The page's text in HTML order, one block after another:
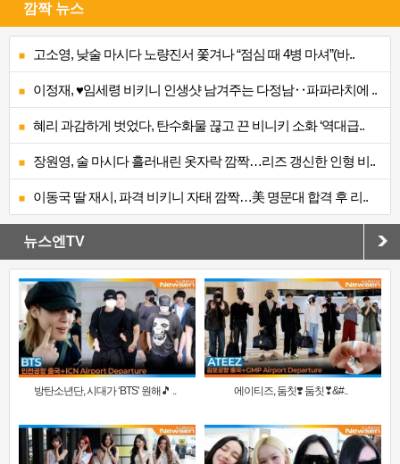
깜짝 뉴스
고소영, 낮술 마시다 노량진서 쫓겨나 “점심 때 4병 마셔”(바..
이정재, ♥임세령 비키니 인생샷 남겨주는 다정남‥파파라치에 ..
혜리 과감하게 벗었다, 탄수화물 끊고 끈 비니키 소화 ‘역대급..
장원영, 술 마시다 흘러내린 옷자락 깜짝…리즈 갱신한 인형 비..
이동국 딸 재시, 파격 비키니 자태 깜짝…美 명문대 합격 후 리..
뉴스엔TV
방탄소년단, 시대가 ‘BTS’ 원해🎵 .. 에이티즈, 둠칫❣️ 둠칫❣&#..